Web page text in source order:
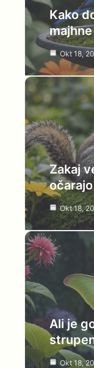
Kako
Okt 18,
Zakaj
Okt 18,
Ali je
Okt 18,